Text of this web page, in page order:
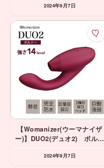
ブ ⭐️期間限定10%OFF
2024年9月7日
【Womanizer(ウーマナイザ
ー)】DUO2(デュオ2) ボルド
期間限定10%OFF
2024年9月7日